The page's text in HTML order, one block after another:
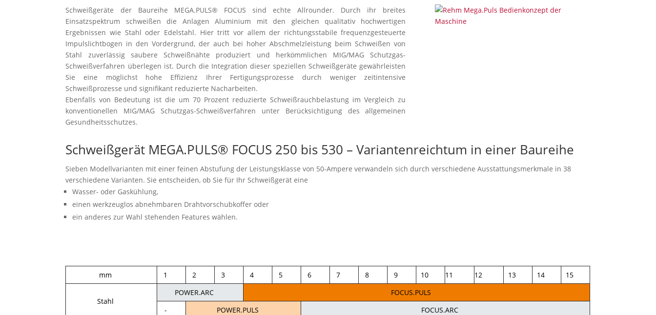
Schweißgeräte der Baureihe MEGA.PULS® FOCUS sind echte Allrounder. Durch ihr breites
Einsatzspektrum schweißen die Anlagen Aluminium mit den gleichen qualitativ hochwertigen
Ergebnissen wie Stahl oder Edelstahl. Hier tritt vor allem der richtungsstabile frequenzgesteuerte
Impulslichtbogen in den Vordergrund, der auch bei hoher Abschmelzleistung beim Schweißen von
Stahl zuverlässig saubere Schweißnähte produziert und herkömmlichen MIG/MAG Schutzgas-
Schweißverfahren überlegen ist. Durch die Integration dieser speziellen Schweißgeräte gewährleisten
Sie eine möglichst hohe Effizienz Ihrer Fertigungsprozesse durch weniger zeitintensive
Schweißprozesse und signifikant reduzierte Nacharbeiten.
Ebenfalls von Bedeutung ist die um 70 Prozent reduzierte Schweißrauchbelastung im Vergleich zu
konventionellen MIG/MAG Schutzgas-Schweißverfahren unter Berücksichtigung des allgemeinen
Gesundheitsschutzes.
Schweißgerät MEGA.PULS® FOCUS 250 bis 530 – Variantenreichtum in einer Baureihe
Sieben Modellvarianten mit einer feinen Abstufung der Leistungsklasse von 50-Ampere verwandeln sich durch verschiedene Ausstattungsmerkmale in 38
verschiedene Varianten. Sie entscheiden, ob Sie für Ihr Schweißgerät eine
Wasser- oder Gaskühlung,
einen werkzeuglos abnehmbaren Drahtvorschubkoffer oder
ein anderes zur Wahl stehenden Features wählen.
mm 1 2 3 4 5 6 7 8 9 10 11 12 13 14 15
Stahl
POWER.ARC
FOCUS.PULS
-
POWER.PULS
FOCUS.ARC